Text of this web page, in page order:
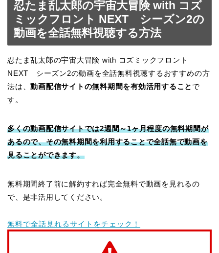
忍たま乱太郎の宇宙大冒険 with コズ
ミックフロント NEXT シーズン2の
動画を全話無料視聴する方法
忍たま乱太郎の宇宙大冒険 with コズミックフロント
NEXT シーズン2の動画を全話無料視聴するおすすめの方
法は、動画配信サイトの無料期間を有効活用すること で
す。
多くの動画配信サイトでは2週間～1ヶ月程度の無料期間が
あるので、その無料期間を利用することで全話無で動画を
見ることができます。
無料期間終了前に解約すれば完全無料で動画を見れるの
で、是非活用してください。
無料で全話見れるサイトをチェック！